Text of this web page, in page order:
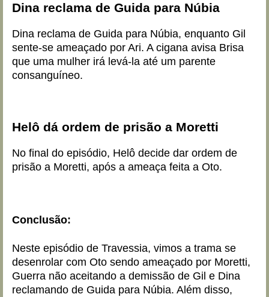
Dina reclama de Guida para Núbia
Dina reclama de Guida para Núbia, enquanto Gil
sente-se ameaçado por Ari. A cigana avisa Brisa
que uma mulher irá levá-la até um parente
consanguíneo.
Helô dá ordem de prisão a Moretti
No final do episódio, Helô decide dar ordem de
prisão a Moretti, após a ameaça feita a Oto.
Conclusão:
Neste episódio de Travessia, vimos a trama se
desenrolar com Oto sendo ameaçado por Moretti,
Guerra não aceitando a demissão de Gil e Dina
reclamando de Guida para Núbia. Além disso,